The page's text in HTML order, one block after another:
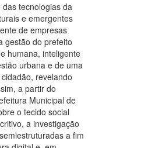
tecnologias da
e emergentes
de empresas
gestão do prefeito
humana, inteligente
urbana e de uma
revelando
a partir do
Municipal de
o tecido social
a investigação
a fim